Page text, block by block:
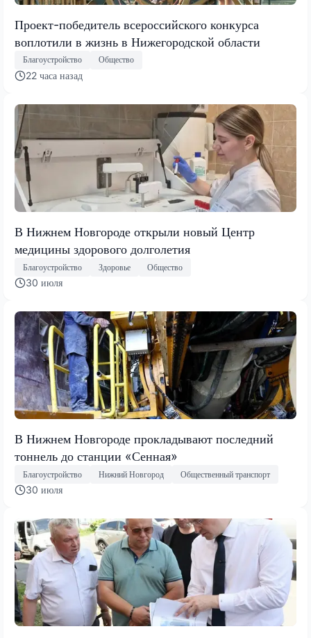
Проект-победитель всероссийского конкурса
воплотили в жизнь в Нижегородской области
Благоустройство Общество
22 часа назад
В Нижнем Новгороде открыли новый Центр
медицины здорового долголетия
Благоустройство Здоровье Общество
30 июля
В Нижнем Новгороде прокладывают последний
тоннель до станции «Сенная»
Благоустройство Нижний Новгород Общественный транспорт
30 июля